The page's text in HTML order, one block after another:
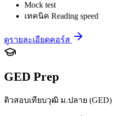
Mock test
เทคนิค Reading speed
ดูรายละเอียดคอร์ส
GED Prep
ติวสอบเทียบวุฒิ ม.ปลาย (GED)